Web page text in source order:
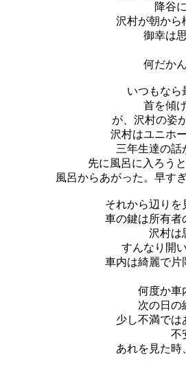
降谷
沢村が朝から
御幸は
何だか
いつもなら
首を傾
が、沢村の姿
沢村はユニホ
三年生達の話
先に風呂に入ろう
風呂からあがった。早す
それから辺りを
車の鍵は所有者
沢村は
すんなり開
車内は綺麗で片
何度か車
次の日の
少し不満では
不
あれを見た時